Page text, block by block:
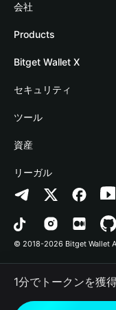
会社
Bitget Walletについて
ブログ
アカデミー
暗号資産ニュース
Help Center
お問い合わせ
ブランドリソース
キャリア
Products
Crypto Card
Stablecoin Earn
Payfi Crypto
Crypto Swap API
Altcoin Season Index
Prediction Markets
DApp
RWA
Bitget Wallet X
デベロッパー
ウォレットを接続
Bitget Wallet Pay
プロジェクトを掲載
セキュリティ
保護基金
セキュリティ技術
ツール
暗号資産を購入
認証検出
コントラクト検出
一括送金
資産
Arbitrum
Avalanche
Bitcoin
Polygon
リーガル
プライバシーポリシー
利用規約
© 2018-2026 Bitget Wallet
1分でトークンを獲